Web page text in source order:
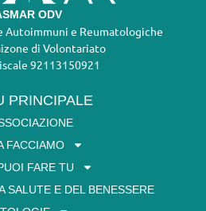
ODV
Autoimmuni e Reumatologiche
di Volontariato
92113150921
PRINCIPALE
FACCIAMO
FARE TU
SALUTE E DEL BENESSERE